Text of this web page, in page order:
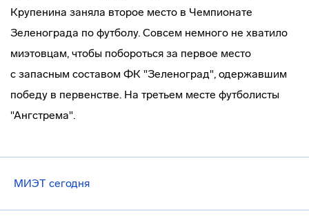
Крупенина заняла второе место в Чемпионате
Зеленограда по футболу. Совсем немного не хватило
миэтовцам, чтобы побороться за первое место
с запасным составом ФК "Зеленоград", одержавшим
победу в первенстве. На третьем месте футболисты
"Ангстрема".
МИЭТ сегодня